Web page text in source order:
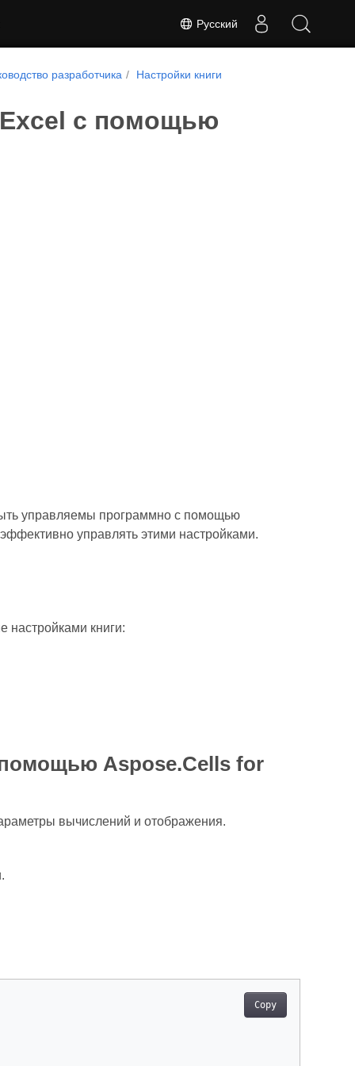
Русский
разработчика Настройки книги
с помощью
управляемы программно с помощью
управлять этими настройками.
настройками книги:
помощью Aspose.Cells for
вычислений и отображения.
Copy